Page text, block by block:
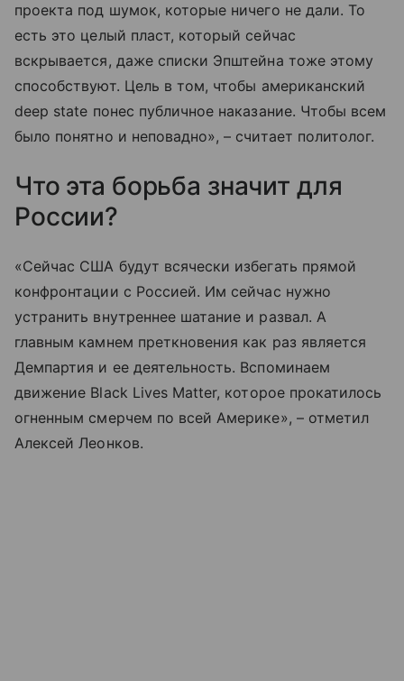
проекта под шумок, которые ничего не дали. То
есть это целый пласт, который сейчас
вскрывается, даже списки Эпштейна тоже этому
способствуют. Цель в том, чтобы американский
deep state понес публичное наказание. Чтобы всем
было понятно и неповадно», – считает политолог.
Что эта борьба значит для
России?
«Сейчас США будут всячески избегать прямой
конфронтации с Россией. Им сейчас нужно
устранить внутреннее шатание и развал. А
главным камнем преткновения как раз является
Демпартия и ее деятельность. Вспоминаем
движение Black Lives Matter, которое прокатилось
огненным смерчем по всей Америке», – отметил
Алексей Леонков.